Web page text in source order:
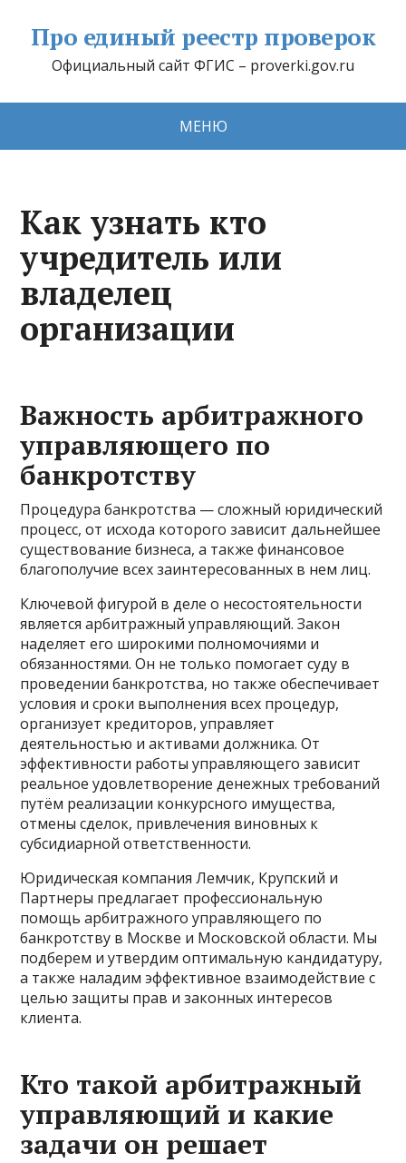
Про единый реестр проверок
Официальный сайт ФГИС – proverki.gov.ru
МЕНЮ
Как узнать кто
учредитель или
владелец
организации
Важность арбитражного
управляющего по
банкротству
Процедура банкротства — сложный юридический
процесс, от исхода которого зависит дальнейшее
существование бизнеса, а также финансовое
благополучие всех заинтересованных в нем лиц.
Ключевой фигурой в деле о несостоятельности
является арбитражный управляющий. Закон
наделяет его широкими полномочиями и
обязанностями. Он не только помогает суду в
проведении банкротства, но также обеспечивает
условия и сроки выполнения всех процедур,
организует кредиторов, управляет
деятельностью и активами должника. От
эффективности работы управляющего зависит
реальное удовлетворение денежных требований
путём реализации конкурсного имущества,
отмены сделок, привлечения виновных к
субсидиарной ответственности.
Юридическая компания Лемчик, Крупский и
Партнеры предлагает профессиональную
помощь арбитражного управляющего по
банкротству в Москве и Московской области. Мы
подберем и утвердим оптимальную кандидатуру,
а также наладим эффективное взаимодействие с
целью защиты прав и законных интересов
клиента.
Кто такой арбитражный
управляющий и какие
задачи он решает